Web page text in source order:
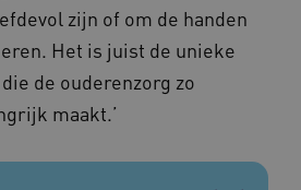
zijn of om de handen
Het is juist de unieke
de ouderenzorg zo
maakt.’